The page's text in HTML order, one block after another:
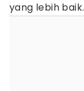
yang lebih baik.